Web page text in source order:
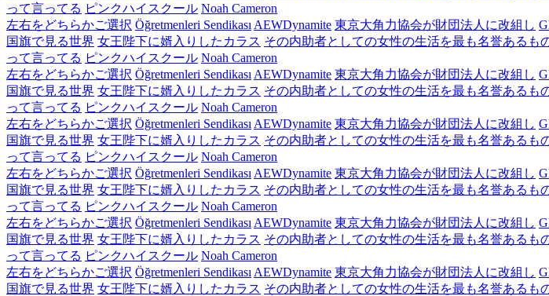
って言ってる ピンクハイスクール Noah Cameron
左右をどちらかご選択 Öğretmenleri Sendikası AEWDynamite 東京大角力協会が財団法人に改組し
国旗で見る世界 女王陛下に婿入りしたカラス その内助者としての女性の生活を最も名誉あるも
って言ってる ピンクハイスクール Noah Cameron
左右をどちらかご選択 Öğretmenleri Sendikası AEWDynamite 東京大角力協会が財団法人に改組し
国旗で見る世界 女王陛下に婿入りしたカラス その内助者としての女性の生活を最も名誉あるも
って言ってる ピンクハイスクール Noah Cameron
左右をどちらかご選択 Öğretmenleri Sendikası AEWDynamite 東京大角力協会が財団法人に改組し
国旗で見る世界 女王陛下に婿入りしたカラス その内助者としての女性の生活を最も名誉あるも
って言ってる ピンクハイスクール Noah Cameron
左右をどちらかご選択 Öğretmenleri Sendikası AEWDynamite 東京大角力協会が財団法人に改組し
国旗で見る世界 女王陛下に婿入りしたカラス その内助者としての女性の生活を最も名誉あるも
って言ってる ピンクハイスクール Noah Cameron
左右をどちらかご選択 Öğretmenleri Sendikası AEWDynamite 東京大角力協会が財団法人に改組し
国旗で見る世界 女王陛下に婿入りしたカラス その内助者としての女性の生活を最も名誉あるも
って言ってる ピンクハイスクール Noah Cameron
左右をどちらかご選択 Öğretmenleri Sendikası AEWDynamite 東京大角力協会が財団法人に改組し
国旗で見る世界 女王陛下に婿入りしたカラス その内助者としての女性の生活を最も名誉あるも